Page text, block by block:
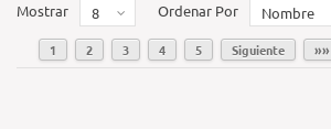
Mostrar 8 Ordenar Por Nombre
1 2 3 4 5 Siguiente »»